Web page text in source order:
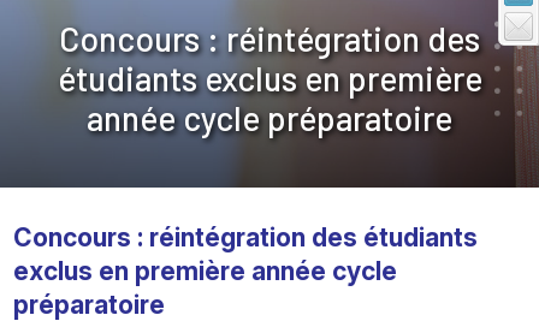
Concours : réintégration des
étudiants exclus en première
année cycle préparatoire
Concours : réintégration des étudiants
exclus en première année cycle
préparatoire